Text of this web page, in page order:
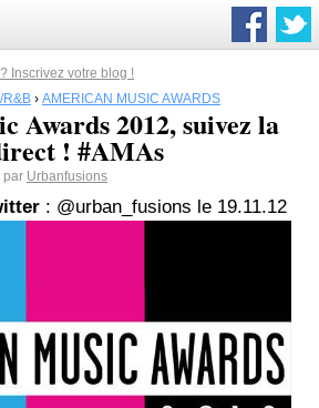
Inscrivez votre blog !
R&B › AMERICAN MUSIC AWARDS
Awards 2012, suivez la
! #AMAs
par Urbanfusions
: @urban_fusions le 19.11.12